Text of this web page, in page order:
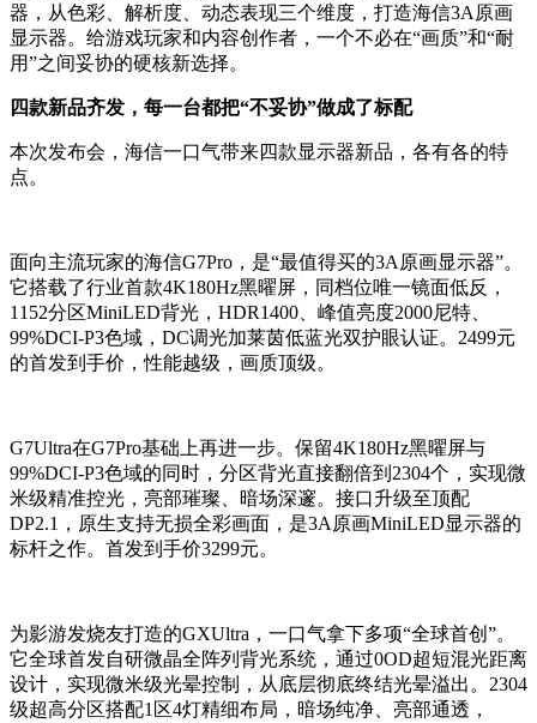
器，从色彩、解析度、动态表现三个维度，打造海信3A原画
显示器。给游戏玩家和内容创作者，一个不必在“画质”和“耐
用”之间妥协的硬核新选择。
四款新品齐发，每一台都把“不妥协”做成了标配
本次发布会，海信一口气带来四款显示器新品，各有各的特
点。
面向主流玩家的海信G7Pro，是“最值得买的3A原画显示器”。
它搭载了行业首款4K180Hz黑曜屏，同档位唯一镜面低反，
1152分区MiniLED背光，HDR1400、峰值亮度2000尼特、
99%DCI-P3色域，DC调光加莱茵低蓝光双护眼认证。2499元
的首发到手价，性能越级，画质顶级。
G7Ultra在G7Pro基础上再进一步。保留4K180Hz黑曜屏与
99%DCI-P3色域的同时，分区背光直接翻倍到2304个，实现微
米级精准控光，亮部璀璨、暗场深邃。接口升级至顶配
DP2.1，原生支持无损全彩画面，是3A原画MiniLED显示器的
标杆之作。首发到手价3299元。
为影游发烧友打造的GXUltra，一口气拿下多项“全球首创”。
它全球首发自研微晶全阵列背光系统，通过0OD超短混光距离
设计，实现微米级光晕控制，从底层彻底终结光晕溢出。2304
级超高分区搭配1区4灯精细布局，暗场纯净、亮部通透，